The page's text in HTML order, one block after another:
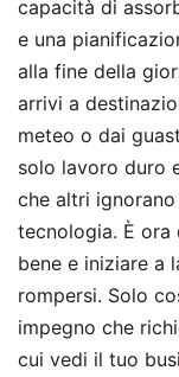
capacità di
e una
alla fine della
arrivi a
meteo o dai
solo lavoro duro
che altri
tecnologia. È
bene e iniziare a
rompersi. Solo
impegno che
cui vedi il tuo